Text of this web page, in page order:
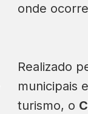
onde
Realizado
municipais
turismo, o